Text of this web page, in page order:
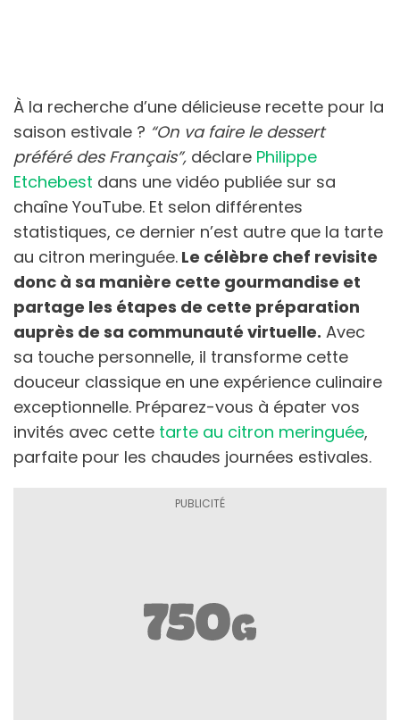
À la recherche d’une délicieuse recette pour la
saison estivale ? “On va faire le dessert
préféré des Français”, déclare Philippe
Etchebest dans une vidéo publiée sur sa
chaîne YouTube. Et selon différentes
statistiques, ce dernier n’est autre que la tarte
au citron meringuée. Le célèbre chef revisite
donc à sa manière cette gourmandise et
partage les étapes de cette préparation
auprès de sa communauté virtuelle. Avec
sa touche personnelle, il transforme cette
douceur classique en une expérience culinaire
exceptionnelle. Préparez-vous à épater vos
invités avec cette tarte au citron meringuée,
parfaite pour les chaudes journées estivales.